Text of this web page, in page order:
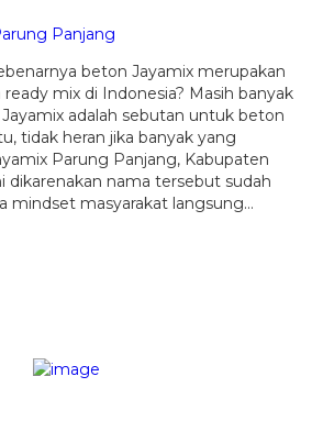
Panjang
beton Jayamix merupakan
mix di Indonesia? Masih banyak
adalah sebutan untuk beton
tidak heran jika banyak yang
Parung Panjang, Kabupaten
dikarenakan nama tersebut sudah
mindset masyarakat langsung…